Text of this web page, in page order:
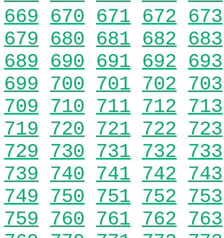
669 670 671 672 673
679 680 681 682 683
689 690 691 692 693
699 700 701 702 703
709 710 711 712 713
719 720 721 722 723
729 730 731 732 733
739 740 741 742 743
749 750 751 752 753
759 760 761 762 763